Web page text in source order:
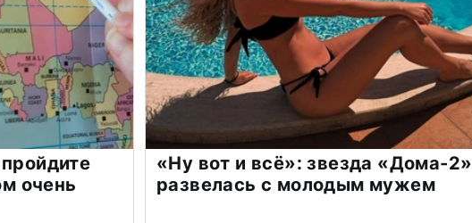
очень
«Ну вот и всё»: звезда «Дома-2»
развелась с молодым мужем